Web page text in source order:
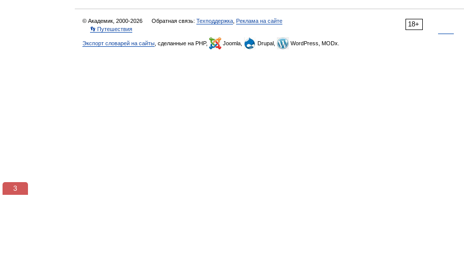
18+
© Академик, 2000-2026 Обратная связь: Техподдержка Реклама на сайте
👣 Путешествия
Экспорт словарей на сайты , сделанные на PHP, Joomla, Drupal, WordPress, MODx.
3